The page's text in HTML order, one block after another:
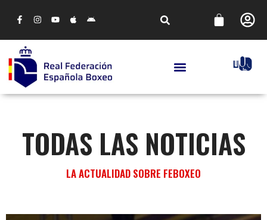
TODAS LAS NOTICIAS
LA ACTUALIDAD SOBRE FEBOXEO